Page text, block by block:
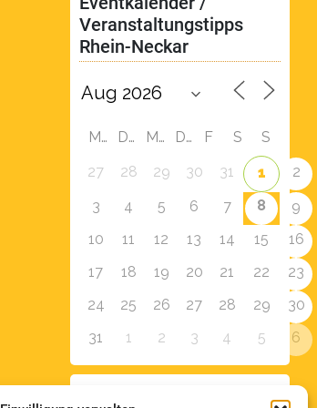
Veranstaltungstipps
Rhein-Neckar
M D M D F S
S
27
28 29 30 31 1
2
3
4 5 6 7 8
9
10
11 12 13 14 15
16
17
18 19 20 21 22
23
24
25 26 27 28 29
30
31
1 2 3 4 5 6